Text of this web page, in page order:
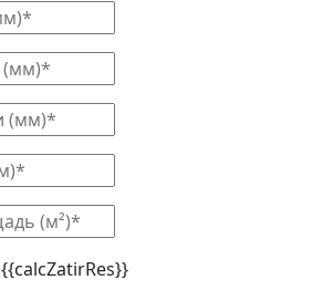
{{calcZatirRes}}